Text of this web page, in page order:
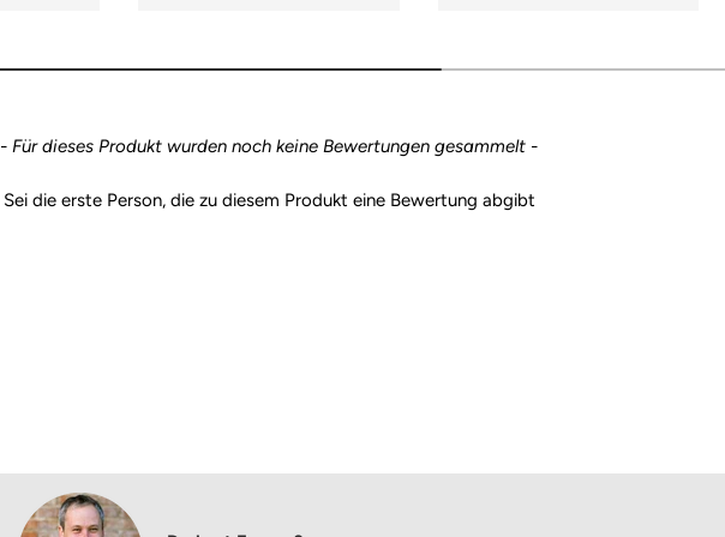
- Für dieses Produkt wurden noch keine Bewertungen gesammelt -
Sei die erste Person, die zu diesem Produkt eine Bewertung abgibt